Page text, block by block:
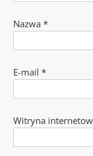
Nazwa *
E-mail *
Witryna